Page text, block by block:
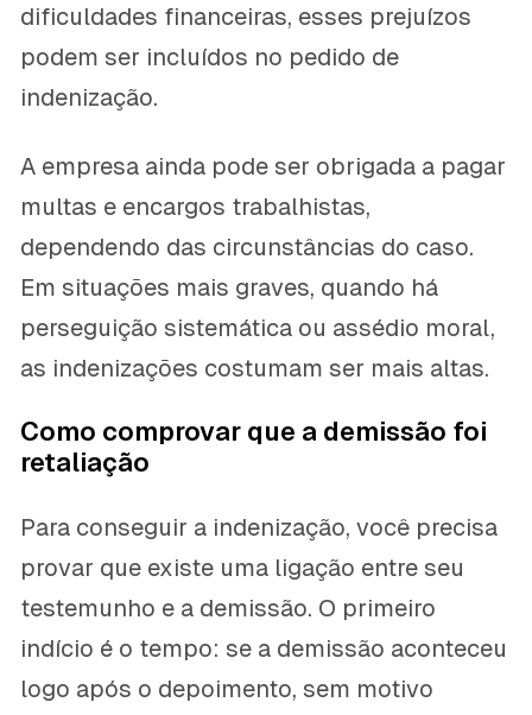
dificuldades financeiras, esses prejuízos
podem ser incluídos no pedido de
indenização.
A empresa ainda pode ser obrigada a pagar
multas e encargos trabalhistas,
dependendo das circunstâncias do caso.
Em situações mais graves, quando há
perseguição sistemática ou assédio moral,
as indenizações costumam ser mais altas.
Como comprovar que a demissão foi
retaliação
Para conseguir a indenização, você precisa
provar que existe uma ligação entre seu
testemunho e a demissão. O primeiro
indício é o tempo: se a demissão aconteceu
logo após o depoimento, sem motivo